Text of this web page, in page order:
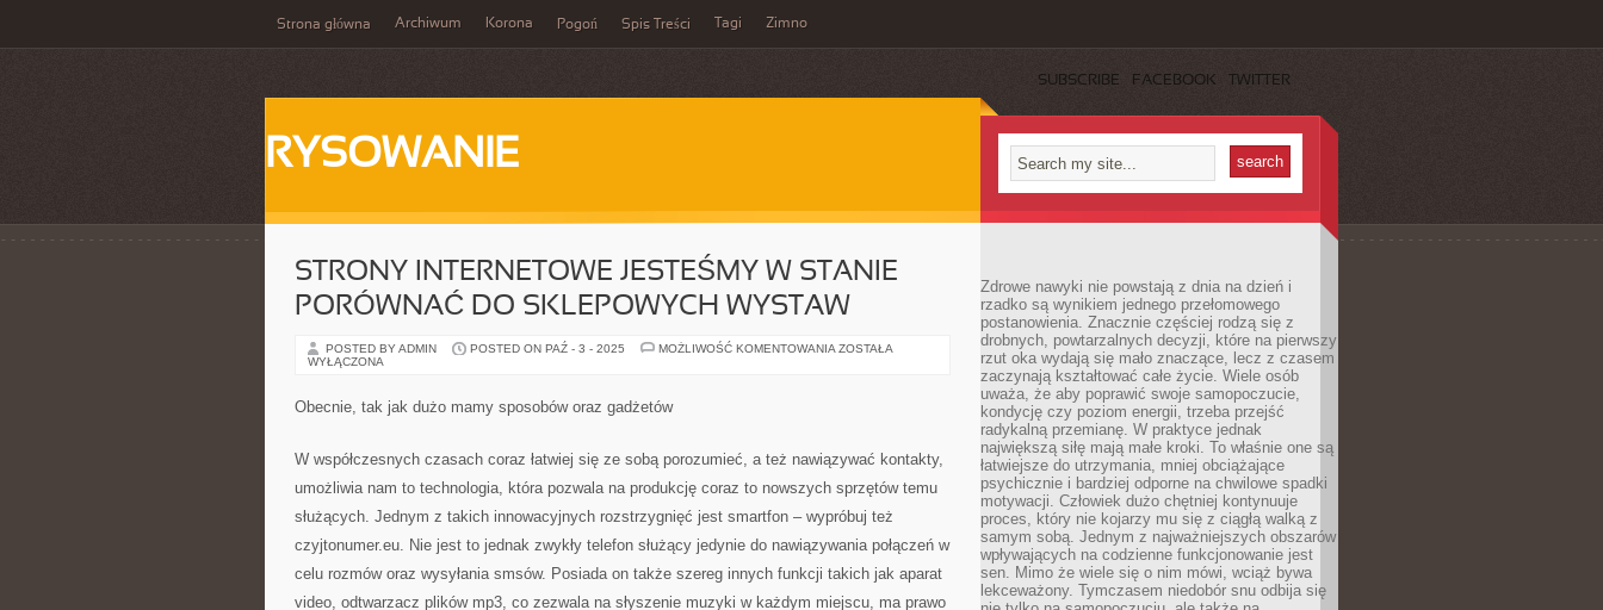
Strona główna Archiwum Korona Pogoń Spis Treści Tagi Zimno
SUBSCRIBE FACEBOOK TWITTER
RYSOWANIE
STRONY INTERNETOWE JESTEŚMY W STANIE
PORÓWNAĆ DO SKLEPOWYCH WYSTAW
POSTED BY ADMIN POSTED ON PAŹ - 3 - 2025 MOŻLIWOŚĆ KOMENTOWANIA STRONY
WYSTAW
ZOSTAŁA
WYŁĄCZONA
Obecnie, tak jak dużo mamy sposobów oraz gadżetów
W współczesnych czasach coraz łatwiej się ze sobą porozumieć, a też nawiązywać kontakty,
umożliwia nam to technologia, która pozwala na produkcję coraz to nowszych sprzętów temu
służących. Jednym z takich innowacyjnych rozstrzygnięć jest smartfon – wypróbuj też
czyjtonumer.eu. Nie jest to jednak zwykły telefon służący jedynie do nawiązywania połączeń w
celu rozmów oraz wysyłania smsów. Posiada on także szereg innych funkcji takich jak aparat
video, odtwarzacz plików mp3, co zezwala na słyszenie muzyki w każdym miejscu, ma prawo
Zdrowe nawyki nie powstają z dnia na dzień i
rzadko są wynikiem jednego przełomowego
postanowienia. Znacznie częściej rodzą się z
drobnych, powtarzalnych decyzji, które na pierwszy
rzut oka wydają się mało znaczące, lecz z czasem
zaczynają kształtować całe życie. Wiele osób
uważa, że aby poprawić swoje samopoczucie,
kondycję czy poziom energii, trzeba przejść
radykalną przemianę. W praktyce jednak
największą siłę mają małe kroki. To właśnie one są
łatwiejsze do utrzymania, mniej obciążające
psychicznie i bardziej odporne na chwilowe spadki
motywacji. Człowiek dużo chętniej kontynuuje
proces, który nie kojarzy mu się z ciągłą walką z
samym sobą. Jednym z najważniejszych obszarów
wpływających na codzienne funkcjonowanie jest
sen. Mimo że wiele się o nim mówi, wciąż bywa
lekceważony. Tymczasem niedobór snu odbija się